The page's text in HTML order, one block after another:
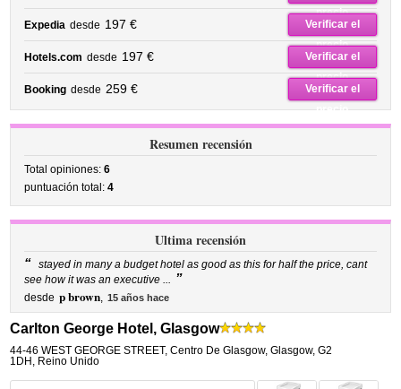
precio
Expedia desde 197 €
Verificar el
precio
Hotels.com desde 197 €
Verificar el
precio
Booking desde 259 €
Verificar el
precio
Resumen recensión
Total opiniones:6
puntuación total:4
Ultima recensión
“ stayed in many a budget hotel as good as this for half the price, cant
see how it was an executive ... ”
desde p brown, 15 años hace
Carlton George Hotel, Glasgow
44-46 WEST GEORGE STREET,Centro De Glasgow, Glasgow,G2
1DH, Reino Unido